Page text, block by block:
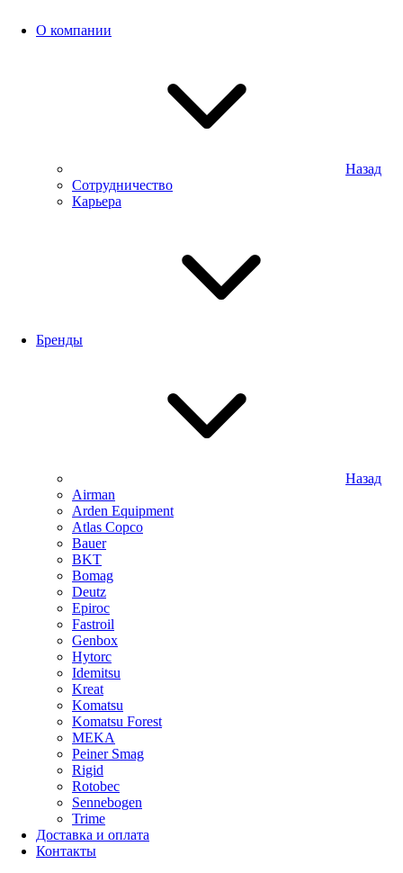
О компании
Назад
Сотрудничество
Карьера
Бренды
Назад
Airman
Arden Equipment
Atlas Сopco
Bauer
BKT
Bomag
Deutz
Epiroc
Fastroil
Genbox
Hytorc
Idemitsu
Kreat
Komatsu
Komatsu Forest
MEKA
Peiner Smag
Rigid
Rotobec
Sennebogen
Trime
Доставка и оплата
Контакты